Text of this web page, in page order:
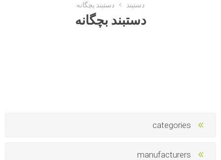
دستبند
دستبند بچگانه
دستبند بچگانه
categories
manufacturers